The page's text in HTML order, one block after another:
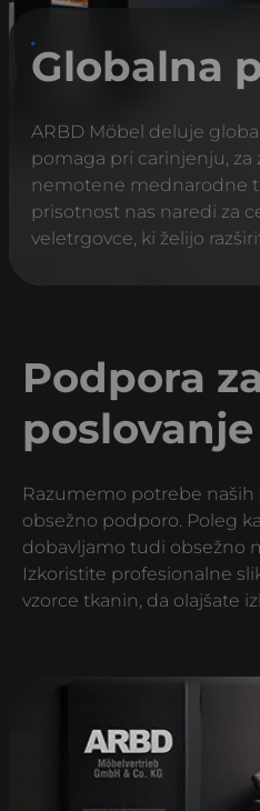
Globalna
ARBD Möbel deluje
pomaga pri carinjenju, za
nemotene mednarodne
prisotnost nas naredi za
veletrgovce, ki želijo
Podpora
poslovanje
Razumemo potrebe
obsežno podporo. Poleg
dobavljamo tudi obsežno
Izkoristite profesionalne
vzorce tkanin, da olajšate